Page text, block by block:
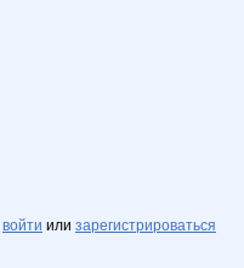
войти или зарегистрироваться